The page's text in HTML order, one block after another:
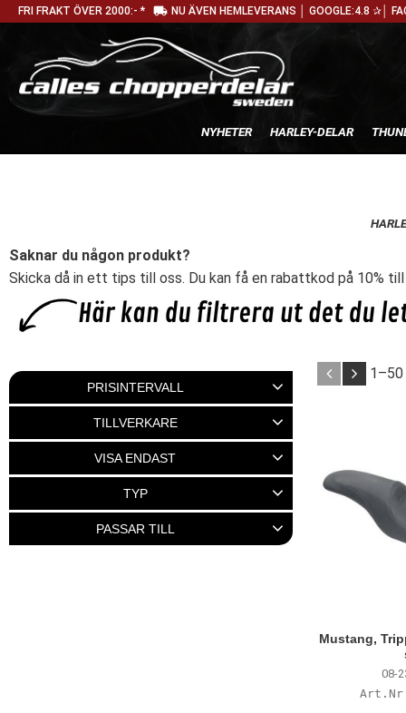
FRI FRAKT ÖVER 2000:- * local_shipping NU ÄVEN HEMLEVERANS │ GOOGLE:4.8 ✰│
NYHETER HARLEY-DELAR
Saknar du någon produkt?
Skicka då in ett tips till oss. Du kan få en rabattkod på 10%
PRISINTERVALL
2 625 20 575
TILLVERKARE
RSD 2
VISA ENDAST
TYP
Passanger seat 44 Seat 1
PASSAR TILL
1–50
Mustang,
08-